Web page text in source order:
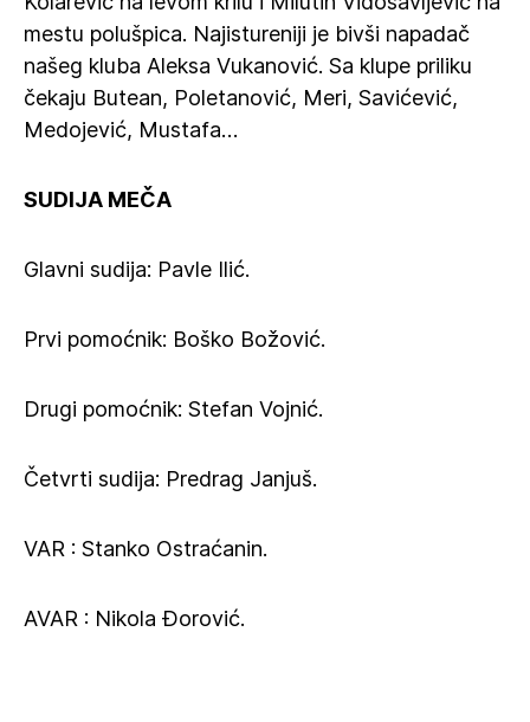
mestu polušpica. Najistureniji je bivši napadač
našeg kluba Aleksa Vukanović. Sa klupe priliku
čekaju Butean, Poletanović, Meri, Savićević,
Medojević, Mustafa…
SUDIJA MEČA
Glavni sudija: Pavle Ilić.
Prvi pomoćnik: Boško Božović.
Drugi pomoćnik: Stefan Vojnić.
Četvrti sudija: Predrag Janjuš.
VAR : Stanko Ostraćanin.
AVAR : Nikola Đorović.